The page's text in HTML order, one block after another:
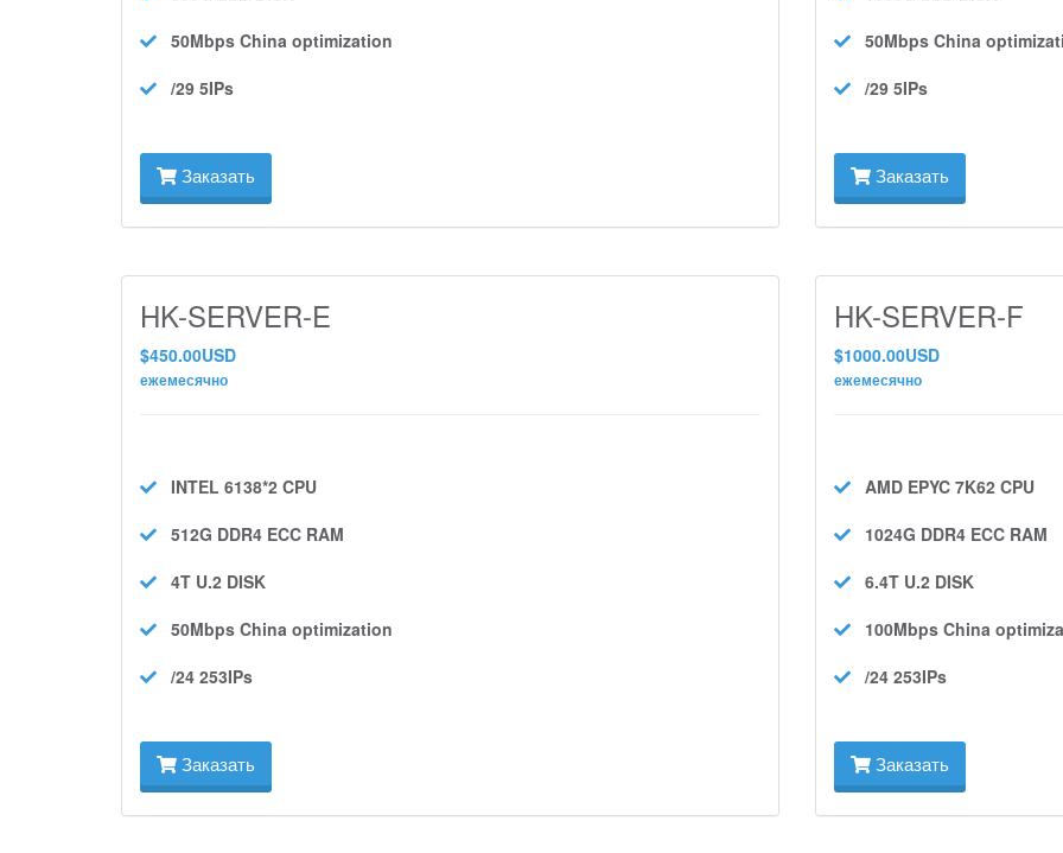
50Mbps China optimization
/29 5IPs
Заказать
50Mbps China
/29 5IPs
Заказать
HK-SERVER-E
$450.00USD
ежемесячно
INTEL 6138*2 CPU
512G DDR4 ECC RAM
4T U.2 DISK
50Mbps China optimization
/24 253IPs
Заказать
HK-SERVER-F
$1000.00USD
ежемесячно
AMD EPYC 7K62 CPU
1024G DDR4 ECC RAM
6.4T U.2 DISK
100Mbps China
/24 253IPs
Заказать